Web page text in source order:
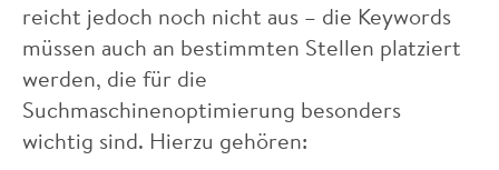
reicht jedoch noch nicht aus – die Keywords
müssen auch an bestimmten Stellen platziert
werden, die für die
Suchmaschinenoptimierung besonders
wichtig sind. Hierzu gehören: